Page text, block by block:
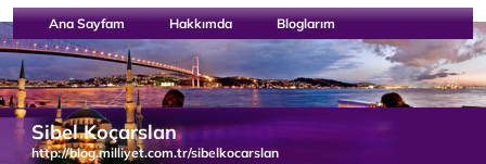
Ana Sayfam Hakkımda Bloglarım
Sibel Koçarslan
http://blog.milliyet.com.tr/sibelkocarslan